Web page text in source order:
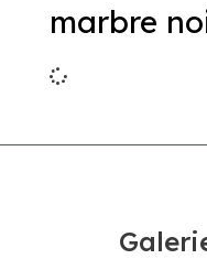
marbre